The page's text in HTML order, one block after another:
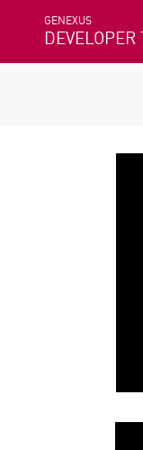
GENEXUS
DEVELOPER